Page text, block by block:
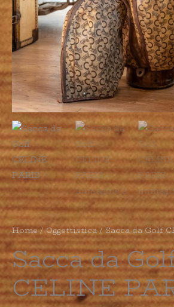
Home/Oggettistica/ Sacca da Golf
Sacca da
CELINE